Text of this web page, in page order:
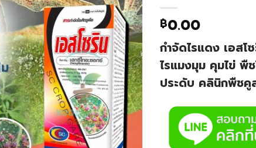
฿0.00
กำจัดไรแดง เอส
ไรแมงมุม คุมไข่ พื
ประดับ คลินิกพืชคู